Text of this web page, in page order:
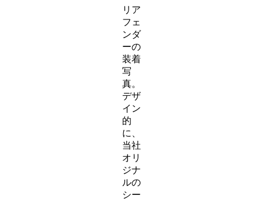
リア
フェ
ンダ
ーの
装着
写
真。
デザ
イン
的
に、
当社
オリ
ジナ
ルの
シー